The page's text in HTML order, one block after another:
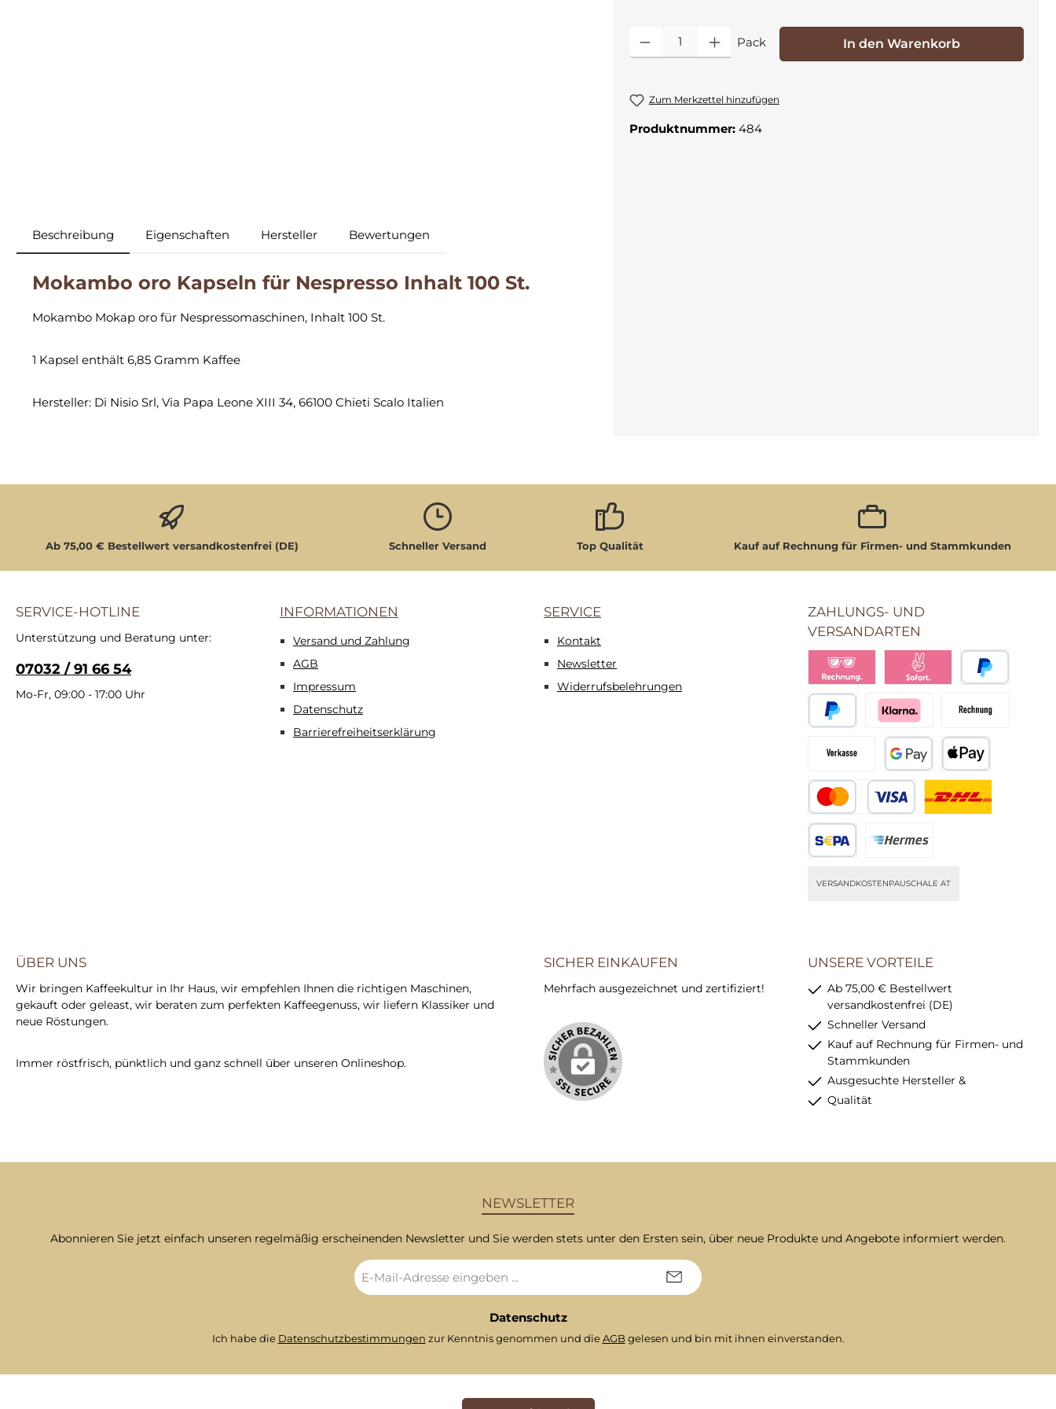
Beschreibung Eigenschaften Hersteller Bewertungen
Mokambo oro Kapseln für Nespresso Inhalt 100 St.
Mokambo Mokap oro für Nespressomaschinen, Inhalt 100 St.
1 Kapsel enthält 6,85 Gramm Kaffee
Hersteller: Di Nisio Srl, Via Papa Leone XIII 34, 66100 Chieti Scalo Italien
Produkt Anzahl: Gib den gewünschten Wert ein oder benutze die Schaltflächen um die
Pack In den Warenkorb
Zum Merkzettel hinzufügen
Produktnummer: 484
Ab 75,00 € Bestellwert versandkostenfrei (DE) Schneller Versand Top Qualität Kauf auf Rechnung für Firmen- und Stammkunden
SERVICE-HOTLINE
Unterstützung und Beratung unter:
07032 / 91 66 54
Mo-Fr, 09:00 - 17:00 Uhr
INFORMATIONEN
Versand und Zahlung
AGB
Impressum
Datenschutz
Barrierefreiheitserklärung
SERVICE
Kontakt
Newsletter
Widerrufsbelehrungen
ZAHLUNGS- UND
VERSANDARTEN
Später BezahlenPay with KlarnaRechnung
Vorkasse Google PayApple Pay
Kredit- oder Debitkarte
Klarna Pay Later
VERSANDKOSTENPAUSCHALE AT
ÜBER UNS
Wir bringen Kaffeekultur in Ihr Haus, wir empfehlen Ihnen die richtigen Maschinen,
gekauft oder geleast, wir beraten zum perfekten Kaffeegenuss, wir liefern Klassiker und
neue Röstungen.
Immer röstfrisch, pünktlich und ganz schnell über unseren Onlineshop.
SICHER EINKAUFEN
Mehrfach ausgezeichnet und zertifiziert!
UNSERE VORTEILE
Ab 75,00 € Bestellwert
versandkostenfrei (DE)
Schneller Versand
Kauf auf Rechnung für Firmen- und
Stammkunden
Ausgesuchte Hersteller &
Qualität
NEWSLETTER
Abonnieren Sie jetzt einfach unseren regelmäßig erscheinenden Newsletter und Sie werden stets unter den Ersten sein, über neue Produkte und Angebote informiert werden.
E-
Mail-
Adresse
Datenschutz
Ich habe die Datenschutzbestimmungen zur Kenntnis genommen und dieAGB gelesen und bin mit ihnen einverstanden.